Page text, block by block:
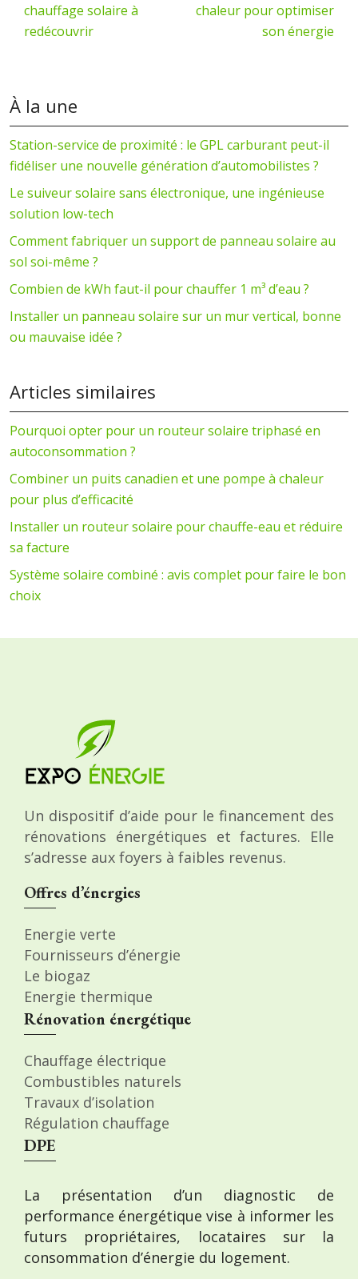
chauffage solaire à
redécouvrir
chaleur pour optimiser
son énergie
À la une
Station-service de proximité : le GPL carburant peut-il
fidéliser une nouvelle génération d’automobilistes ?
Le suiveur solaire sans électronique, une ingénieuse
solution low-tech
Comment fabriquer un support de panneau solaire au
sol soi-même ?
Combien de kWh faut-il pour chauffer 1 m³ d’eau ?
Installer un panneau solaire sur un mur vertical, bonne
ou mauvaise idée ?
Articles similaires
Pourquoi opter pour un routeur solaire triphasé en
autoconsommation ?
Combiner un puits canadien et une pompe à chaleur
pour plus d’efficacité
Installer un routeur solaire pour chauffe-eau et réduire
sa facture
Système solaire combiné : avis complet pour faire le bon
choix
Un dispositif d’aide pour le financement des
rénovations énergétiques et factures. Elle
s’adresse aux foyers à faibles revenus.
Offres d’énergies
Energie verte
Fournisseurs d’énergie
Le biogaz
Energie thermique
Rénovation énergétique
Chauffage électrique
Combustibles naturels
Travaux d’isolation
Régulation chauffage
DPE
La présentation d’un diagnostic de
performance énergétique vise à informer les
futurs propriétaires, locataires sur la
consommation d’énergie du logement.